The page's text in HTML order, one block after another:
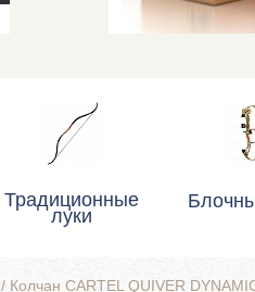
Традиционные
луки
/ Колчан CARTEL QUIVER